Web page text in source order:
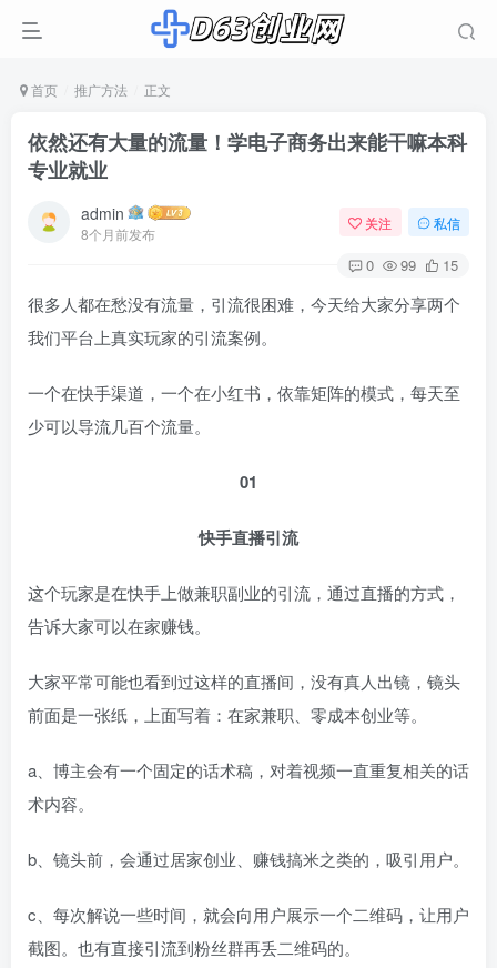
首页 推广方法 正文
依然还有大量的流量！学电子商务出来能干嘛本科
专业就业
admin
8个月前发布
关注 私信
0 99 15
很多人都在愁没有流量，引流很困难，今天给大家分享两个
我们平台上真实玩家的引流案例。
一个在快手渠道，一个在小红书，依靠矩阵的模式，每天至
少可以导流几百个流量。
01
快手直播引流
这个玩家是在快手上做兼职副业的引流，通过直播的方式，
告诉大家可以在家赚钱。
大家平常可能也看到过这样的直播间，没有真人出镜，镜头
前面是一张纸，上面写着：在家兼职、零成本创业等。
a、博主会有一个固定的话术稿，对着视频一直重复相关的话
术内容。
b、镜头前，会通过居家创业、赚钱搞米之类的，吸引用户。
c、每次解说一些时间，就会向用户展示一个二维码，让用户
截图。也有直接引流到粉丝群再丢二维码的。